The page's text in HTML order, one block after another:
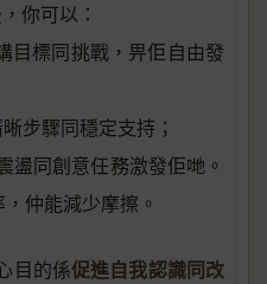
你可以：
目標同挑戰，畀佢自由發
步驟同穩定支持；
盪同創意任務激發佢哋。
仲能減少摩擦。
目的係促進自我認識同改